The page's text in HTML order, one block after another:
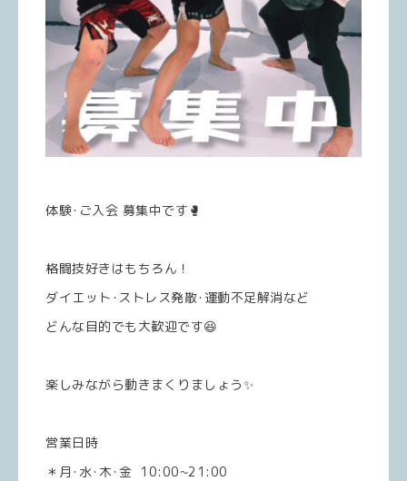
体験･ご入会 募集中です🥊
格闘技好きはもちろん！
ダイエット･ストレス発散･運動不足解消など
どんな目的でも大歓迎です😆
楽しみながら動きまくりましょう✨
営業日時
＊月･水･木･金 10:00~21:00